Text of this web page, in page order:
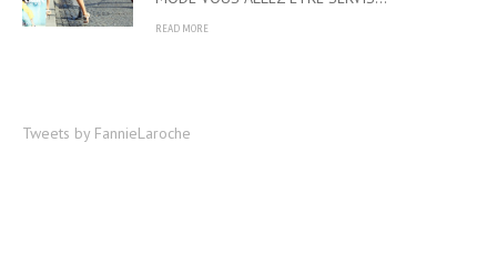
READ MORE
Tweets by FannieLaroche